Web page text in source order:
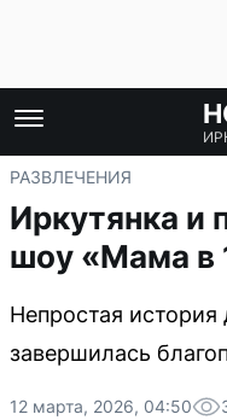
РАЗВЛЕЧЕНИЯ
Иркутянка и
шоу «Мама в
Непростая
завершилась
12 марта, 2026, 04:50